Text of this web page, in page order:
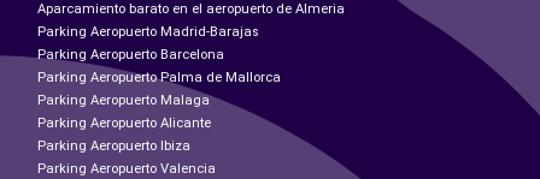
Aparcamiento barato en el aeropuerto de Almeria
Parking Aeropuerto Madrid-Barajas
Parking Aeropuerto Barcelona
Parking Aeropuerto Palma de Mallorca
Parking Aeropuerto Malaga
Parking Aeropuerto Alicante
Parking Aeropuerto Ibiza
Parking Aeropuerto Valencia